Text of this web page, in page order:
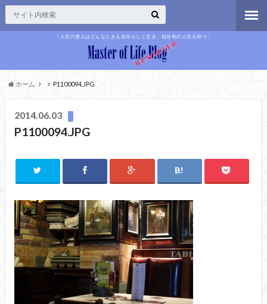
「人生の達人はどんなときも自分らしく生き、自分色の人生を持つ」
ホーム P1100094.JPG
2014.06.03
P1100094.JPG